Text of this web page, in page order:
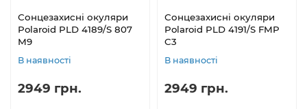
Сонцезахисні окуляри
Polaroid PLD 4189/S 807
M9
В наявності
2949 грн.
Сонцезахисні окуляри
Polaroid PLD 4191/S FMP
C3
В наявності
2949 грн.